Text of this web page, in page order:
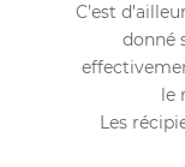
C’est
donné
le
Les